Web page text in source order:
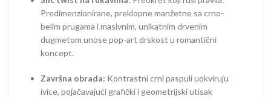
Predimenzionirane, preklopne manžetne sa crno-
belim prugama i masivnim, unikatnim drvenim
dugmetom unose pop-art drskost u romantični
koncept.
Završna obrada: Kontrastni crni paspuli uokviruju
ivice, pojačavajući grafički i geometrijski utisak